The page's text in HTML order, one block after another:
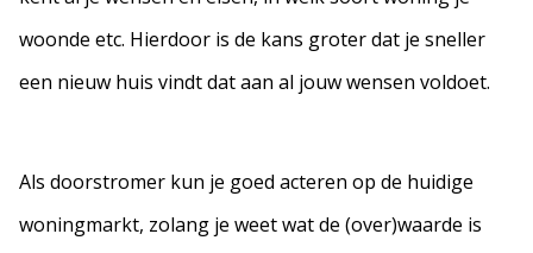
woonde etc. Hierdoor is de kans groter dat je sneller
een nieuw huis vindt dat aan al jouw wensen voldoet.
Als doorstromer kun je goed acteren op de huidige
woningmarkt, zolang je weet wat de (over)waarde is